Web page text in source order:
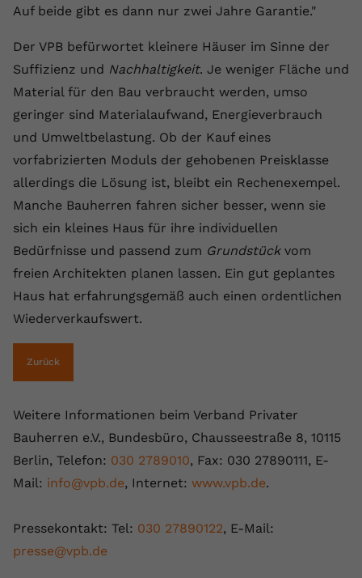
Auf beide gibt es dann nur zwei Jahre Garantie."
Der VPB befürwortet kleinere Häuser im Sinne der
Suffizienz und Nachhaltigkeit. Je weniger Fläche und
Material für den Bau verbraucht werden, umso
geringer sind Materialaufwand, Energieverbrauch
und Umweltbelastung. Ob der Kauf eines
vorfabrizierten Moduls der gehobenen Preisklasse
allerdings die Lösung ist, bleibt ein Rechenexempel.
Manche Bauherren fahren sicher besser, wenn sie
sich ein kleines Haus für ihre individuellen
Bedürfnisse und passend zum Grundstückvom
freien Architekten planen lassen. Ein gut geplantes
Haus hat erfahrungsgemäß auch einen ordentlichen
Wiederverkaufswert.
Zurück
Weitere Informationen beim Verband Privater
Bauherren e.V., Bundesbüro, Chausseestraße 8, 10115
Berlin, Telefon: 030 2789010, Fax: 030 27890111, E-
Mail: info@vpb.de, Internet: www.vpb.de.
Pressekontakt: Tel: 030 27890122, E-Mail:
presse@vpb.de